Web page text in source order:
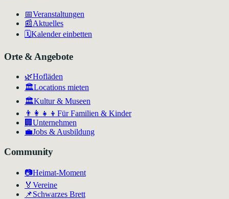
📅Veranstaltungen
📰Aktuelles
🗓️Kalender einbetten
Orte & Angebote
🌿Hofläden
🏛️Locations mieten
🏛Kultur & Museen
👨‍👩‍👧‍👦 Für Familien & Kinder
🏢 Unternehmen
💼Jobs & Ausbildung
Community
📷Heimat-Moment
🏅 Vereine
📌Schwarzes Brett